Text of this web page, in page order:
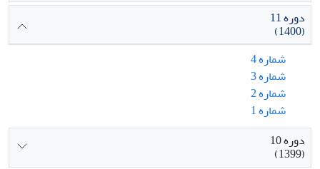
دوره 11
(1400)
شماره 4
شماره 3
شماره 2
شماره 1
دوره 10
(1399)